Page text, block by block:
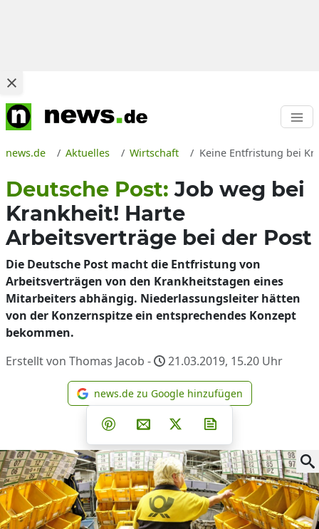
news.de Aktuelles Wirtschaft Keine Entfristung bei
Deutsche Post:Job weg bei
Krankheit! Harte
Arbeitsverträge bei der Post
Die Deutsche Post macht die Entfristung von
Arbeitsverträgen von den Krankheitstagen eines
Mitarbeiters abhängig. Niederlassungsleiter hätten
von der Konzernspitze ein entsprechendes Konzept
bekommen.
Erstellt von Thomas Jacob -
21.03.2019, 15.20 Uhr
news.de zu Google
news.de zu Google hinzufügen
Teilen auf Facebook
Teilen auf Whatsapp
Teilen auf Telegram
Teilen auf Pinterest
Per E-Mail teilen
Post auf X